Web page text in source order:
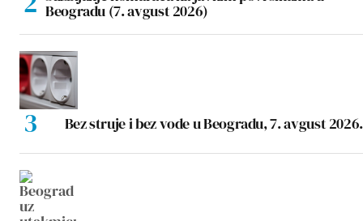
Beogradu (7. avgust 2026)
Bez struje i bez vode u Beogradu, 7. avgust 2026.